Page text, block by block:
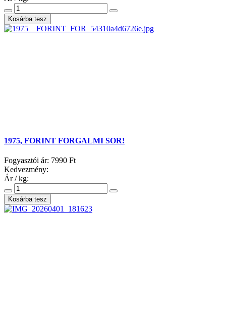
1975, FORINT FORGALMI SOR!
Fogyasztói ár: 7990 Ft
Kedvezmény:
Ár / kg: